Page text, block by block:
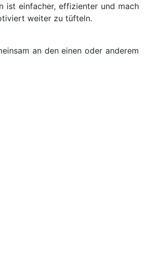
ist einfacher, effizienter und mach
weiter zu tüfteln.
an den einen oder anderem